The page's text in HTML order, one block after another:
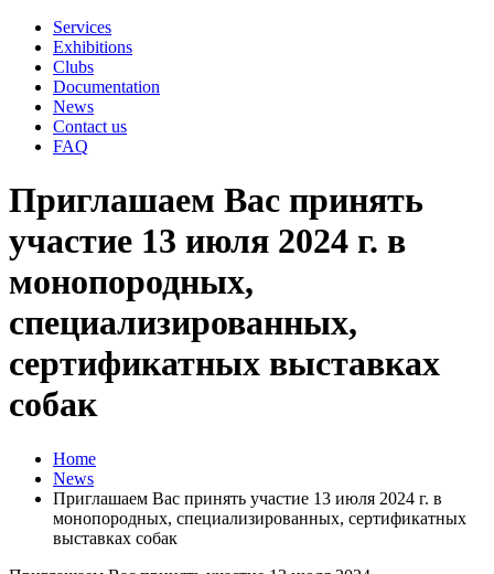
Services
Exhibitions
Clubs
Documentation
News
Contact us
FAQ
Приглашаем Вас принять
участие 13 июля 2024 г. в
монопородных,
специализированных,
сертификатных выставках
собак
Home
News
Приглашаем Вас принять участие 13 июля 2024 г. в
монопородных, специализированных, сертификатных
выставках собак